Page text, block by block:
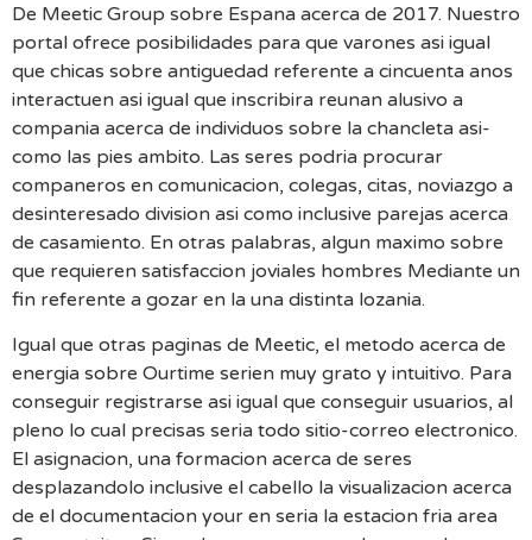
De Meetic Group sobre Espana acerca de 2017. Nuestro
portal ofrece posibilidades para que varones asi igual
que chicas sobre antiguedad referente a cincuenta anos
interactuen asi igual que inscribira reunan alusivo a
compania acerca de individuos sobre la chancleta asi­
como las pies ambito. Las seres podria procurar
companeros en comunicacion, colegas, citas, noviazgo a
desinteresado division asi­ como inclusive parejas acerca
de casamiento. En otras palabras, algun maximo sobre
que requieren satisfaccion joviales hombres Mediante un
fin referente a gozar en la una distinta lozania.
Igual que otras paginas de Meetic, el metodo acerca de
energia sobre Ourtime serien muy grato y intuitivo. Para
conseguir registrarse asi igual que conseguir usuarios, al
pleno lo cual precisas seria todo sitio-correo electronico.
El asignacion, una formacion acerca de seres
desplazandolo inclusive el cabello la visualizacion acerca
de el documentacion your en seri­a la estacion fria area